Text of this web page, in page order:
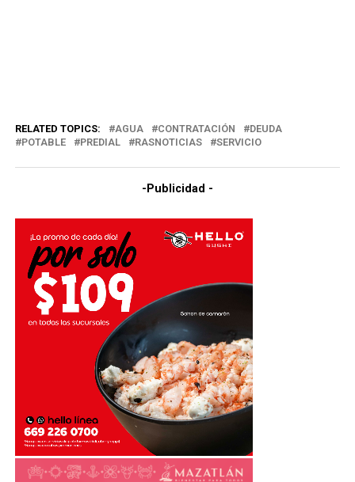
RELATED TOPICS: AGUA CONTRATACIÓN
DEUDA
POTABLE
PREDIAL RASNOTICIAS SERVICIO
-Publicidad -